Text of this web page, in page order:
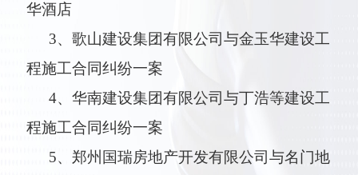
华酒店
3、歌山建设集团有限公司与金玉华建设工
程施工合同纠纷一案
4、华南建设集团有限公司与丁浩等建设工
程施工合同纠纷一案
5、郑州国瑞房地产开发有限公司与名门地